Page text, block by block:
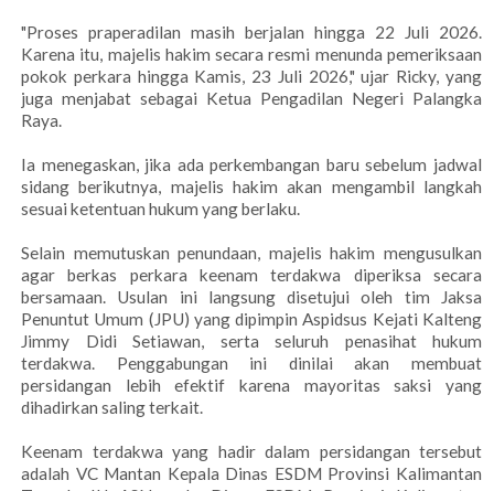
"Proses praperadilan masih berjalan hingga 22 Juli 2026.
Karena itu, majelis hakim secara resmi menunda pemeriksaan
pokok perkara hingga Kamis, 23 Juli 2026," ujar Ricky, yang
juga menjabat sebagai Ketua Pengadilan Negeri Palangka
Raya.
Ia menegaskan, jika ada perkembangan baru sebelum jadwal
sidang berikutnya, majelis hakim akan mengambil langkah
sesuai ketentuan hukum yang berlaku.
Selain memutuskan penundaan, majelis hakim mengusulkan
agar berkas perkara keenam terdakwa diperiksa secara
bersamaan. Usulan ini langsung disetujui oleh tim Jaksa
Penuntut Umum (JPU) yang dipimpin Aspidsus Kejati Kalteng
Jimmy Didi Setiawan, serta seluruh penasihat hukum
terdakwa. Penggabungan ini dinilai akan membuat
persidangan lebih efektif karena mayoritas saksi yang
dihadirkan saling terkait.
Keenam terdakwa yang hadir dalam persidangan tersebut
adalah VC Mantan Kepala Dinas ESDM Provinsi Kalimantan